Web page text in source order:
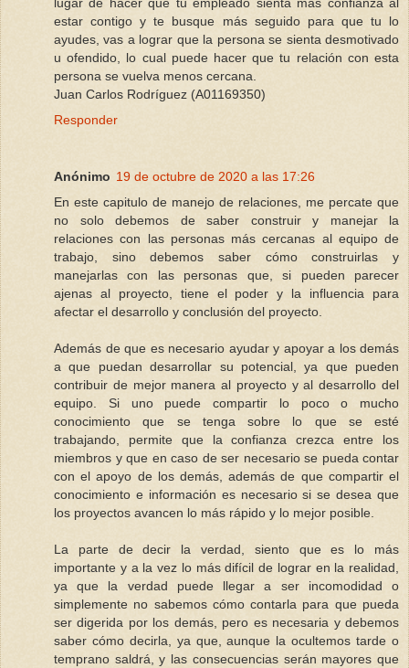
estar contigo y te busque más seguido para que tu lo
ayudes, vas a lograr que la persona se sienta desmotivado
u ofendido, lo cual puede hacer que tu relación con esta
persona se vuelva menos cercana.
Juan Carlos Rodríguez (A01169350)
Responder
Anónimo 19 de octubre de 2020 a las 17:26
En este capitulo de manejo de relaciones, me percate que
no solo debemos de saber construir y manejar la
relaciones con las personas más cercanas al equipo de
trabajo, sino debemos saber cómo construirlas y
manejarlas con las personas que, si pueden parecer
ajenas al proyecto, tiene el poder y la influencia para
afectar el desarrollo y conclusión del proyecto.
Además de que es necesario ayudar y apoyar a los demás
a que puedan desarrollar su potencial, ya que pueden
contribuir de mejor manera al proyecto y al desarrollo del
equipo. Si uno puede compartir lo poco o mucho
conocimiento que se tenga sobre lo que se esté
trabajando, permite que la confianza crezca entre los
miembros y que en caso de ser necesario se pueda contar
con el apoyo de los demás, además de que compartir el
conocimiento e información es necesario si se desea que
los proyectos avancen lo más rápido y lo mejor posible.
La parte de decir la verdad, siento que es lo más
importante y a la vez lo más difícil de lograr en la realidad,
ya que la verdad puede llegar a ser incomodidad o
simplemente no sabemos cómo contarla para que pueda
ser digerida por los demás, pero es necesaria y debemos
saber cómo decirla, ya que, aunque la ocultemos tarde o
temprano saldrá, y las consecuencias serán mayores que